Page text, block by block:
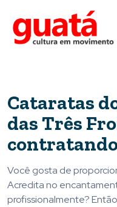
Cataratas
das Três
Você gosta de
Acredita no
profissionalmente?